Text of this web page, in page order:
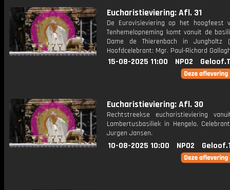
Eucharistieviering: Afl. 31
De Eurovisieviering op het hoogfeest
Tenhemelopneming komt vanuit de
Dame de Thierenbach in Jungholtz
Hoofdcelebrant: Mgr. Paul-Richard
15-08-2025 11:00 NPO2
Eucharistieviering: Afl. 30
Rechtstreekse eucharistieviering
Lambertusbasiliek in Hengelo.
Jurgen Jansen.
10-08-2025 10:00 NPO2